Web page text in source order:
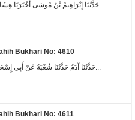
حَدَّثَنَا إِبْرَاهِيمُ بْنُ مُوسَى أَخْبَرَنَا هِشَامُ بْنُ يُوسُفَ...
Bukhari No: 4610
حَدَّثَنَا آدَمُ حَدَّثَنَا شُعْبَةُ عَنْ أَبِي إِسْحَاقَ قَالَ سَمِ...
Bukhari No: 4611